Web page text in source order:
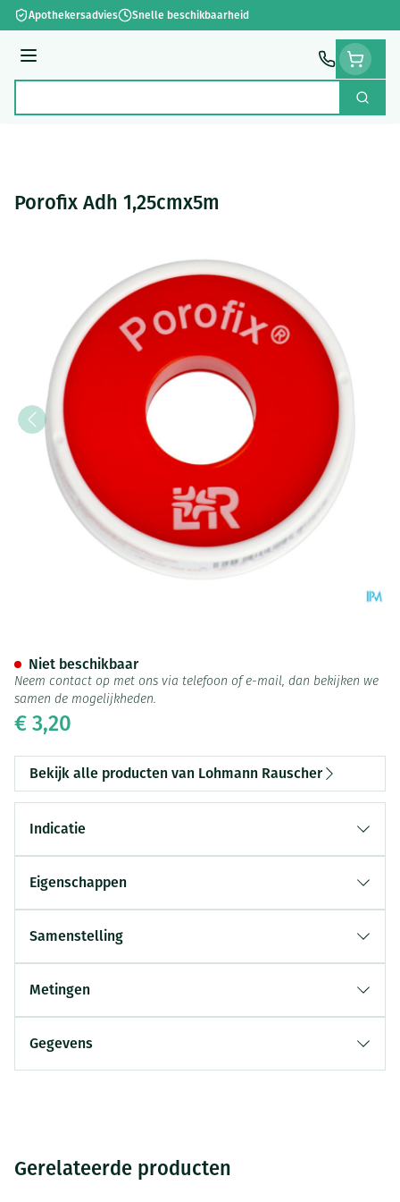
Ga naar de inhoud
Apothekersadvies Snelle beschikbaarheid
Menu
Zoek
Porofix Adh 1,25cmx5m
€ 3,20
Niet beschikbaar
Neem contact op met ons via telefoon of e-mail, dan bekijken we
samen de mogelijkheden.
Bekijk alle producten van Lohmann Rauscher
Indicatie
Eigenschappen
Samenstelling
Metingen
Gegevens
Gerelateerde producten